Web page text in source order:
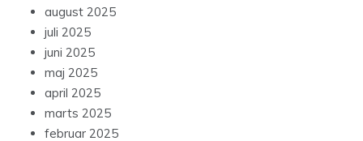
august 2025
juli 2025
juni 2025
maj 2025
april 2025
marts 2025
februar 2025